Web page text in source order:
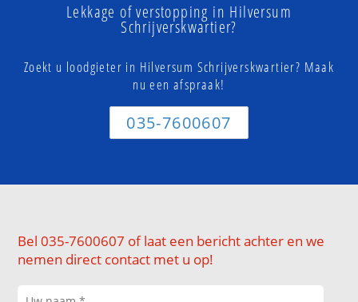
Lekkage of verstopping in Hilversum
Schrijverskwartier?
Zoekt u loodgieter in Hilversum Schrijverskwartier? Maak
nu een afspraak!
035-7600607
Bel 035-7600607 of laat een bericht achter en we
nemen direct contact met u op!